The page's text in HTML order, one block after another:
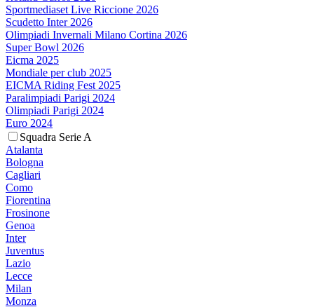
Sportmediaset Live Riccione 2026
Scudetto Inter 2026
Olimpiadi Invernali Milano Cortina 2026
Super Bowl 2026
Eicma 2025
Mondiale per club 2025
EICMA Riding Fest 2025
Paralimpiadi Parigi 2024
Olimpiadi Parigi 2024
Euro 2024
Squadra Serie A
Atalanta
Bologna
Cagliari
Como
Fiorentina
Frosinone
Genoa
Inter
Juventus
Lazio
Lecce
Milan
Monza